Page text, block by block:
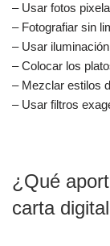
– Usar fotos
– Fotografiar sin
– Usar
– Colocar los
– Mezclar estilos
– Usar filtros
¿Qué
carta